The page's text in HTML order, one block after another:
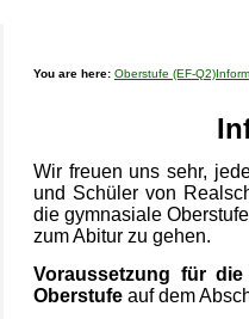
You are here: Oberstufe (EF-Q2)
Wir freuen uns sehr,
und Schüler von
die gymnasiale
zum Abitur zu gehen.
Voraussetzung für die
Oberstufe auf dem